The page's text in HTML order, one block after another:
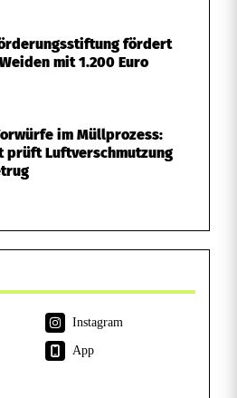
fördert
mit 1.200 Euro
im Müllprozess:
prüft Luftverschmutzung
Instagram
App